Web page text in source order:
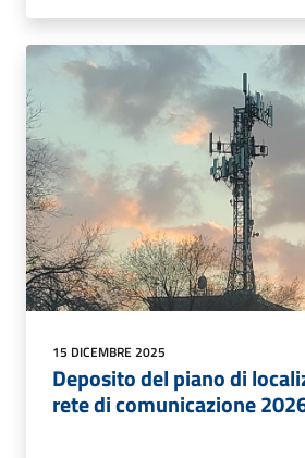
15 DICEMBRE 2025
Deposito del piano di
rete di comunicazione